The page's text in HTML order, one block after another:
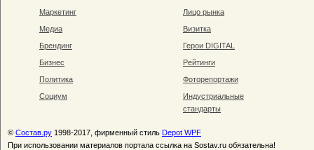
Маркетинг
Медиа
Брендинг
Бизнес
Политика
Социум
Лицо рынка
Визитка
Герои DIGITAL
Рейтинги
Фоторепортажи
Индустриальные
стандарты
© Состав.ру 1998-2017, фирменный стиль Depot WPF
При использовании материалов портала ссылка на Sostav.ru обязательна!